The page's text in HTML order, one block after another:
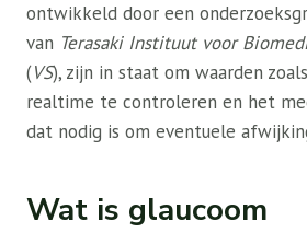
ontwikkeld door een
van Terasaki Instituut voor
(VS), zijn in staat om waarden
realtime te controleren en het
dat nodig is om eventuele
Wat is glaucoom